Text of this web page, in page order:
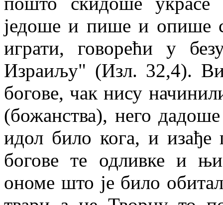
једоше и пише и опише
играти, говорећи у
Израиљу" (Изл. 32,4).
богове, чак нису
(божанства), него
идол било кога, и изађе
богове те одливке и
ономе што је било